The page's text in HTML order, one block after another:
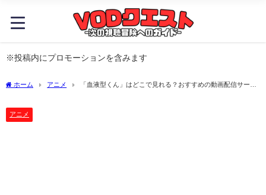
※投稿内にプロモーションを含みます
ホーム アニメ
「血液型くん」はどこで見れる？おすすめの動画配信サービ
アニメ